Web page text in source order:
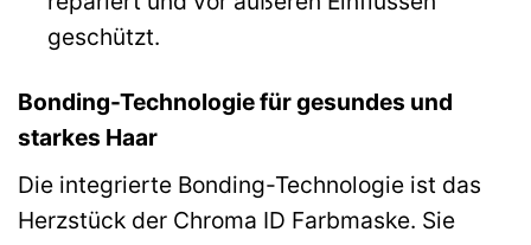
geschützt.
Bonding-Technologie für gesundes und
starkes Haar
Die integrierte Bonding-Technologie ist das
Herzstück der Chroma ID Farbmaske. Sie